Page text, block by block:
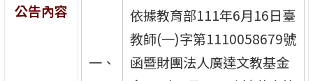
公告內容
一、
依據教育部111年6月16日臺
教師(一)字第1110058679號
函暨財團法人廣達文教基金